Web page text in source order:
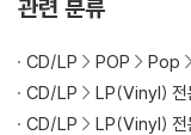
※ 재킷/구성품/포장 상
1) 제작/배송 과정에 따
관련 분류
CD/LP POP Pop
CD/LP
LP(Vinyl) 전
CD/LP
LP(Vinyl) 전